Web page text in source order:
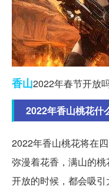
香山2022年春节开放
2022年香山桃花什
2022年香山桃花将在
弥漫着花香，满山的
开放的时候，都会吸